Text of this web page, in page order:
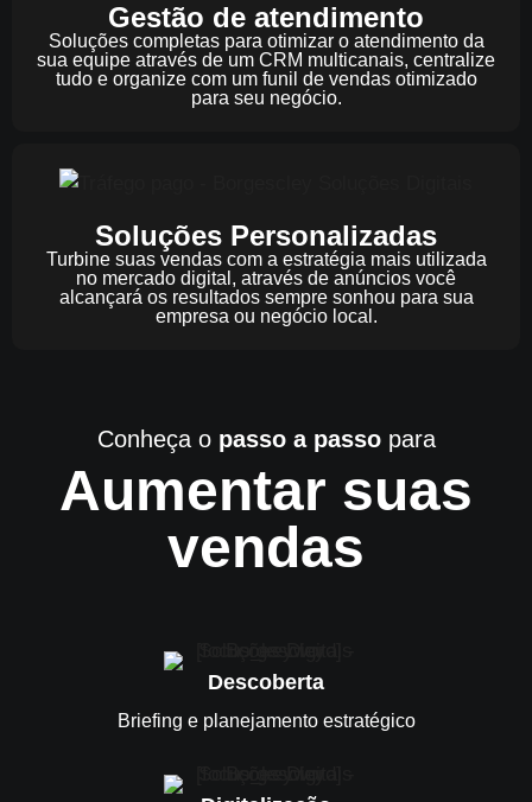
Gestão de atendimento
Soluções completas para otimizar o atendimento da
sua equipe através de um CRM multicanais, centralize
tudo e organize com um funil de vendas otimizado
para seu negócio.
Soluções Personalizadas
Turbine suas vendas com a estratégia mais utilizada
no mercado digital, através de anúncios você
alcançará os resultados sempre sonhou para sua
empresa ou negócio local.
Conheça o passo a passopara
Aumentar suas
vendas
Descoberta
Briefing e planejamento estratégico